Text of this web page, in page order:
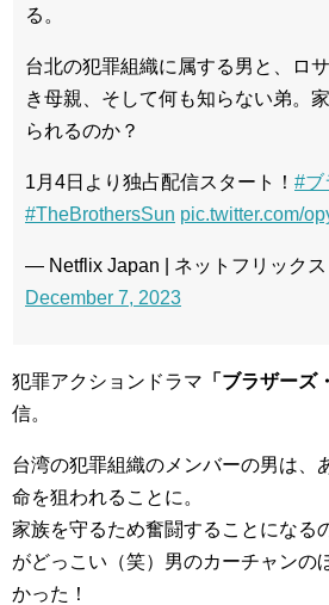
る。
台北の犯罪組織に属する男と、ロ
き母親、そして何も知らない弟。
られるのか？
1月4日より独占配信スタート！ #ブ
#TheBrothersSun pic.twitter.com/
— Netflix Japan | ネットフリック
December 7, 2023
犯罪アクションドラマ 「ブラザーズ
信。
台湾の犯罪組織のメンバーの男は、
命を狙われることに。
家族を守るため奮闘することになる
がどっこい（笑）男のカーチャンの
かった！